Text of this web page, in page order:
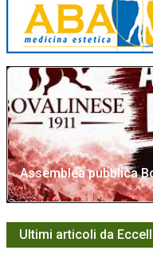
Assemblea pubblica
Ultimi articoli da